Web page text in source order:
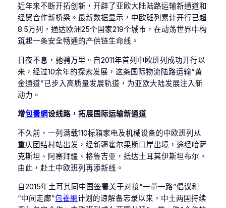
近年来不断开拓创新，开辟了亚欧大陆陆路运输新通道和
经贸合作新桥梁。最新数据显示，中欧班列累计开行已超
8.5万列，通达欧洲25个国家219个城市，在动荡世界中构
筑起一条安全畅通的产供链生命线。
日夜不息，驰骋万里。自2011年首列中欧班列成功开行以
来，经过10余年的探索发展，这条国际物流陆路运输“黄
金通道”已步入高质量发展轨道，为亚欧大陆发展注入新
动力。
增包養網设线路，拓展国际运输新通道
不久前，一列满载110标箱家电及机械设备的中欧班列从
重庆团结村站出发，经新疆霍尔果斯口岸出境，途经哈萨
克斯坦、阿塞拜疆、格鲁吉亚，抵达土耳其伊斯坦布尔。
由此，赴土中欧班列再添新线。
自2015年土耳其同中国签署关于对接“一带一路”倡议和
“中间走廊”包養網计划的谅解备忘录以来，中土两国持续